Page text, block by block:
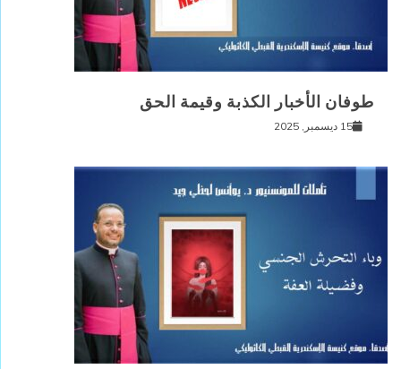
طوفان الأخبار الكذبة وقيمة الحق
15 ديسمبر, 2025